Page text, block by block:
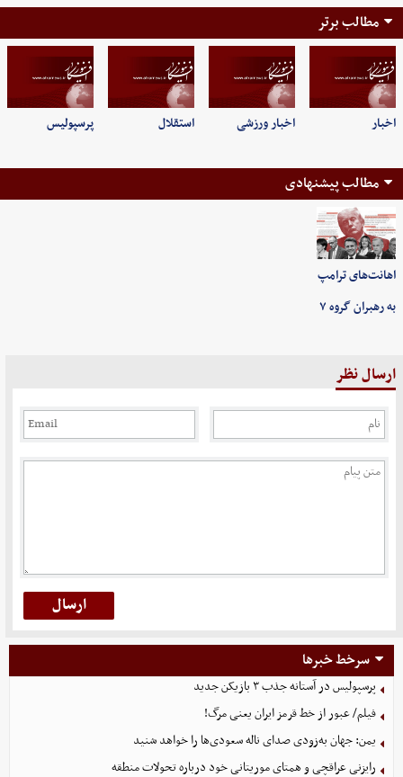
مطالب برتر
اخبار اخبار ورزشی استقلال پرسپولیس
مطالب پیشنهادی
اهانت‌های ترامپ
به رهبران گروه ۷
ارسال نظر
سرخط خبرها
پرسپولیس در آستانه جذب ۳ بازیکن جدید
فیلم/ عبور از خط قرمز ایران یعنی مرگ!
یمن: جهان به‌زودی صدای ناله سعودی‌ها را خواهد شنید
رایزنی عراقچی و همتای موریتانی خود درباره تحولات منطقه